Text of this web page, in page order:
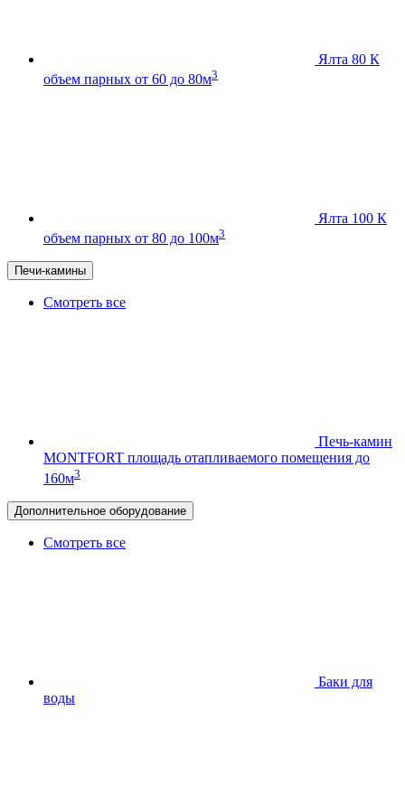
Ялта 80 К
объем парных от 60 до 80м3
Ялта 100 К
объем парных от 80 до 100м3
Печи-камины
Смотреть все
Печь-камин
MONTFORT площадь отапливаемого помещения до
160м3
Дополнительное оборудование
Смотреть все
Баки для
воды